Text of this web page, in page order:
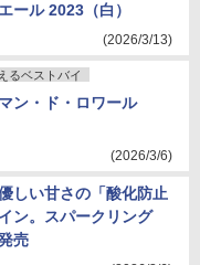
ール 2023（白）
(2026/3/13)
るベストバイ
ン・ド・ロワール
(2026/3/6)
しい甘さの「酸化防止
ン。スパークリング
売